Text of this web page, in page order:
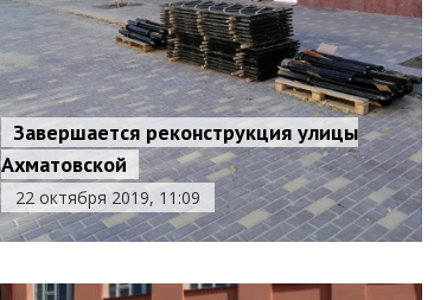
Завершается реконструкция улицы
Ахматовской
22 октября 2019, 11:09